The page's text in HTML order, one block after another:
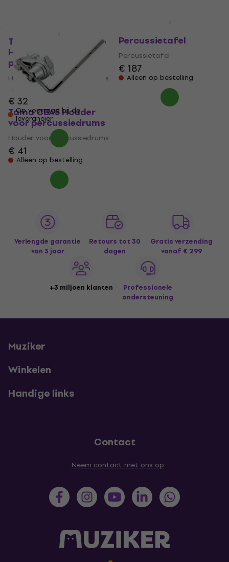
Tama MC8 Hoop Grip
Houder voor
percussiedrums
Houder voor percussiedrums
5
€ 32
Op voorraad bij de
leverancier
Percussietafel
Percussietafel
€ 187
Alleen op bestelling
Tama CBA5 Houder
voor percussiedrums
Houder voor percussiedrums
€ 41
Alleen op bestelling
Verlengde garantie
van 3 jaar
Retours tot 30
dagen
Gratis verzending
vanaf € 299
+3 miljoen klanten
Professionele
ondersteuning
Muziker
Winkelen
Handige links
Contact
Neem contact met ons op